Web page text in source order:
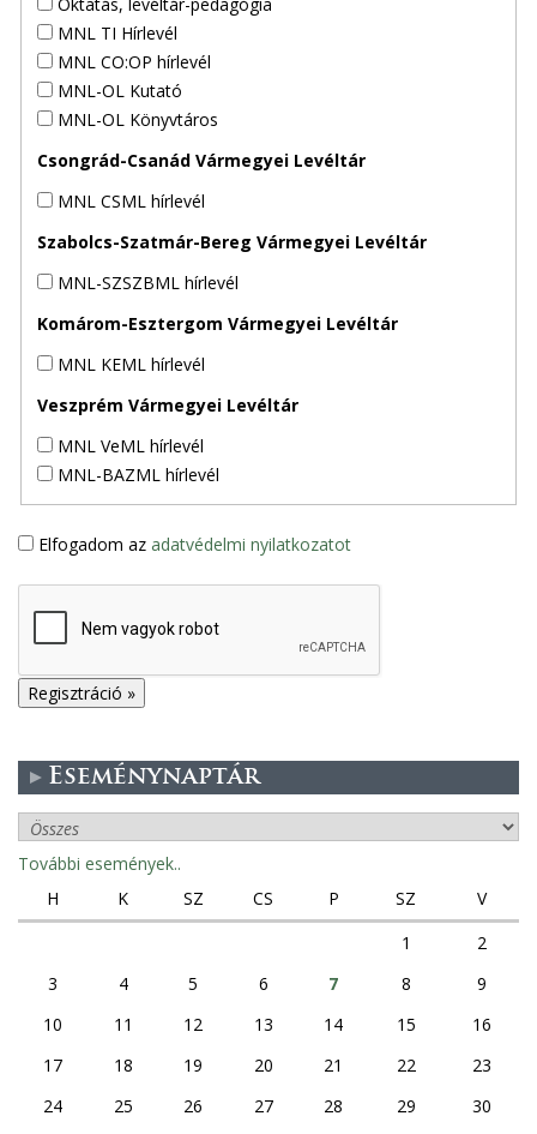
MNL TI Hírlevél
MNL CO:OP hírlevél
MNL-OL Kutató
MNL-OL Könyvtáros
Csongrád-Csanád Vármegyei Levéltár
MNL CSML hírlevél
Szabolcs-Szatmár-Bereg Vármegyei Levéltár
MNL-SZSZBML hírlevél
Komárom-Esztergom Vármegyei Levéltár
MNL KEML hírlevél
Veszprém Vármegyei Levéltár
MNL VeML hírlevél
MNL-BAZML hírlevél
Elfogadom az adatvédelmi nyilatkozatot
Eseménynaptár
További események..
H
K SZ CS P SZ
V
1
2
3
4 5 6 7 8
9
10
11 12 13 14 15
16
17
18 19 20 21 22
23
24
25 26 27 28 29
30